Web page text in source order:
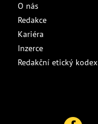
O nás
Redakce
Kariéra
Inzerce
Redakční etický kodex